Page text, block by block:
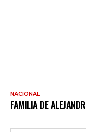
NACIONAL
FAMILIA DE